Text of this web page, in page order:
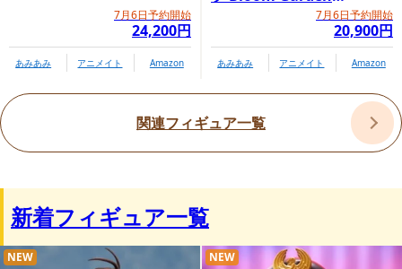
7月6日予約開始
24,200円
あみあみ アニメイト Amazon
Party「大沢瑠璃乃」7月6日予約開始
20,900円
あみあみ アニメイト Amazon
関連フィギュア一覧
新着フィギュア一覧
NEW NEW